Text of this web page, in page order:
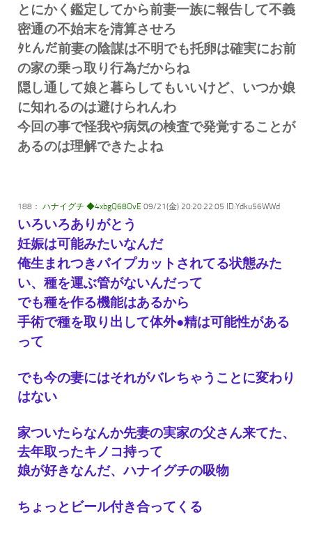
とにかく鑑定してから前妻一族に報告して不義
密通の不始末を清算させろ
ﾀﾋんだ前妻の陰謀は不明でも托卵は確実にお前
の家の乗っ取り行為だからね
隠し通して娘と暮らしてもいいけど、いつか娘
に知れるのは避けられんわ
今回の事で怪我や病気の検査で発覚することが
あるのは理解できたよね
188： ハナイグチ ◆4xbgQ68OvE 09/21(金) 20:20:22.05 ID:Ydku56WWd
いろいろありがとう
妊娠は可能みたいなんだ
俺生まれつきパイプカットされてる状態みた
い、種を運ぶ管がないんだって
でも種を作る機能はあるから
手術で種を取り出して体外●精は可能性がある
って
でも今の妻にはそれがバレちゃうことに変わり
はない
家ついたらなんか先妻の実家の父さん来てた、
去年取ったキノコ持って
娘が好きなんだ、ハナイグチの吸物
ちょっとビール付き合ってくる